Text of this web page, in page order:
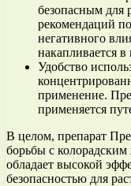
безопасным для
рекомендаций
негативного
накапливается
Удобство
применение.
применяется
В целом, препарат
борьбы с
обладает высокой
безопасностью для